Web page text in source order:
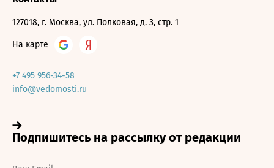
127018, г. Москва, ул. Полковая, д. 3, стр. 1
На карте
+7 495 956-34-58
info@vedomosti.ru